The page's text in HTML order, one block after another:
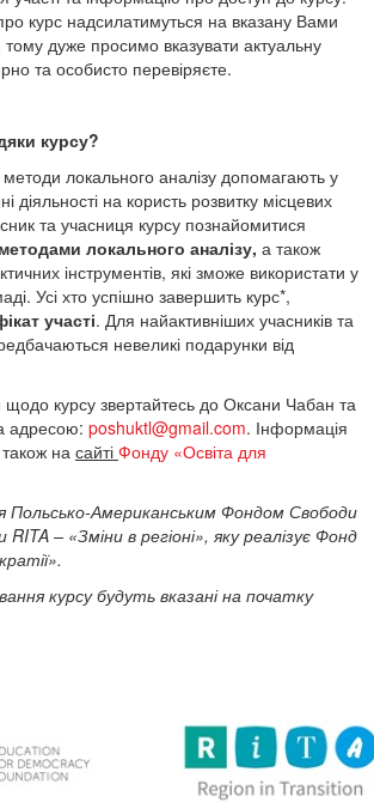
курс надсилатимуться на вказану Вами
дуже просимо вказувати актуальну
та особисто перевіряєте.
курсу?
локального аналізу допомагають у
діяльності на користь розвитку місцевих
та учасниця курсу познайомитися
локального аналізу, а також
інструментів, які зможе використати у
Усі хто успішно завершить курс*,
участі. Для найактивніших учасників та
невеликі подарунки від
курсу звертайтесь до Оксани Чабан та
адресою: poshuktl@gmail.com. Інформація
на сайті Фонду «Освіта для
Польсько-Американським Фондом Свободи
RITA– «Зміни в регіоні», яку реалізує Фонд
курсу будуть вказані на початку